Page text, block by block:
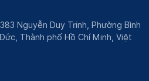
Nguyễn Duy Trinh, Phường Bình
Thành phố Hồ Chí Minh, Việt